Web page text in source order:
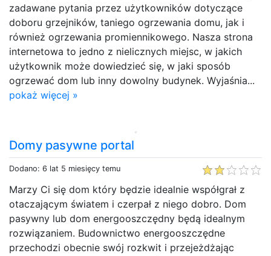
zadawane pytania przez użytkowników dotyczące
doboru grzejników, taniego ogrzewania domu, jak i
również ogrzewania promiennikowego. Nasza strona
internetowa to jedno z nielicznych miejsc, w jakich
użytkownik może dowiedzieć się, w jaki sposób
ogrzewać dom lub inny dowolny budynek. Wyjaśnia...
pokaż więcej »
Domy pasywne portal
Dodano: 6 lat 5 miesięcy temu
Marzy Ci się dom który będzie idealnie współgrał z
otaczającym światem i czerpał z niego dobro. Dom
pasywny lub dom energooszczędny będą idealnym
rozwiązaniem. Budownictwo energooszczędne
przechodzi obecnie swój rozkwit i przejeżdżając